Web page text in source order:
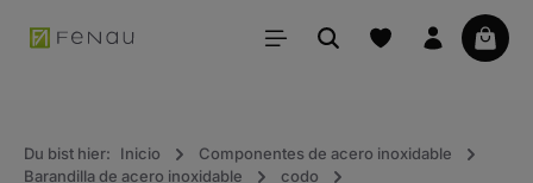
principal La
Du bist hier: Inicio
Componentes de acero inoxidable
Barandilla de acero inoxidable
codo